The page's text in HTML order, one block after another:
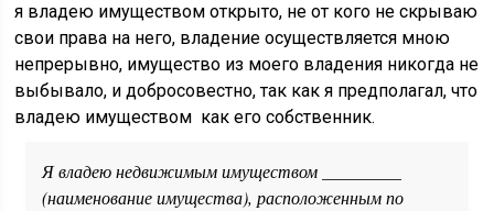
я владею имуществом открыто, не от кого не скрываю
свои права на него, владение осуществляется мною
непрерывно, имущество из моего владения никогда не
выбывало, и добросовестно, так как я предполагал, что
владею имуществом как его собственник.
Я владею недвижимым имуществом _________
(наименование имущества), расположенным по